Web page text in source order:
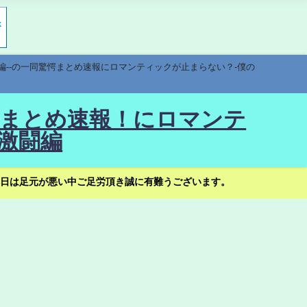
の一同驚愕まとめ速報にロマンティックが止まらない？-僕の
とめ速報！にロマンテ
闘編
足元が悪い中ご足労頂き誠に有難うございます。